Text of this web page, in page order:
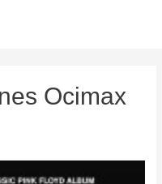
Ocimax